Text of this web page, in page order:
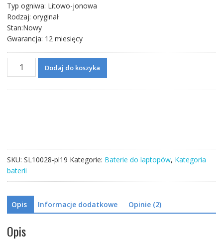
Typ ogniwa: Litowo-jonowa
Rodzaj: oryginał
Stan:Nowy
Gwarancja: 12 miesięcy
Bateria
001
Dodaj do koszyka
SKU: SL10028-pl19 Kategorie: Baterie do laptopów, Kategoria
baterii
Opis Informacje dodatkowe Opinie (2)
Opis